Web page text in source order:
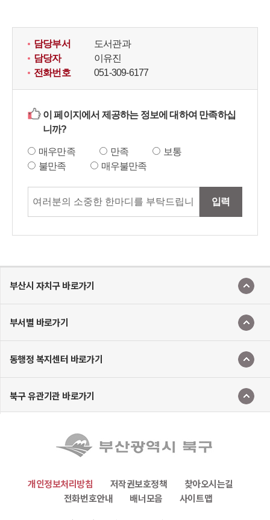
담당부서
도서관과
담당자
이유진
전화번호
051-309-6177
이 페이지에서 제공하는 정보에 대하여 만족하십
니까?
매우만족 만족
보통
불만족
매우불만족
입력
부산시 자치구 바로가기
부서별 바로가기
동행정 복지센터 바로가기
북구 유관기관 바로가기
개인정보처리방침 저작권보호정책
찾아오시는길
전화번호안내
배너모음 사이트맵